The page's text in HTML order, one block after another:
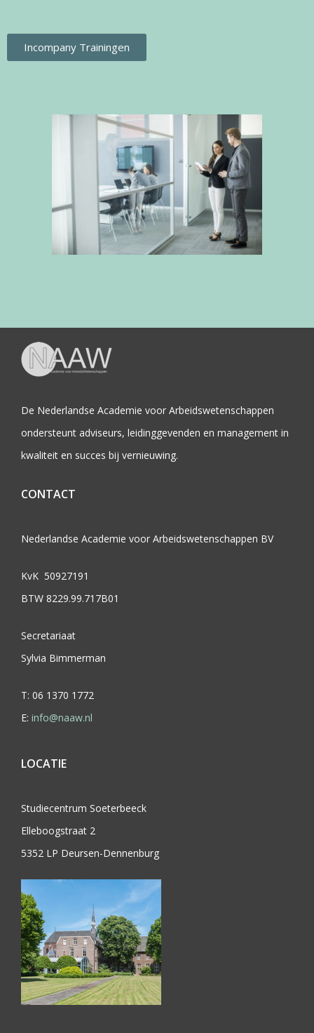
Incompany Trainingen
De Nederlandse Academie voor Arbeidswetenschappen
ondersteunt adviseurs, leidinggevenden en management in
kwaliteit en succes bij vernieuwing.
CONTACT
Nederlandse Academie voor Arbeidswetenschappen BV
KvK 50927191
BTW 8229.99.717B01
Secretariaat
Sylvia Bimmerman
T: 06 1370 1772
E: info@naaw.nl
LOCATIE
Studiecentrum Soeterbeeck
Elleboogstraat 2
5352 LP Deursen-Dennenburg